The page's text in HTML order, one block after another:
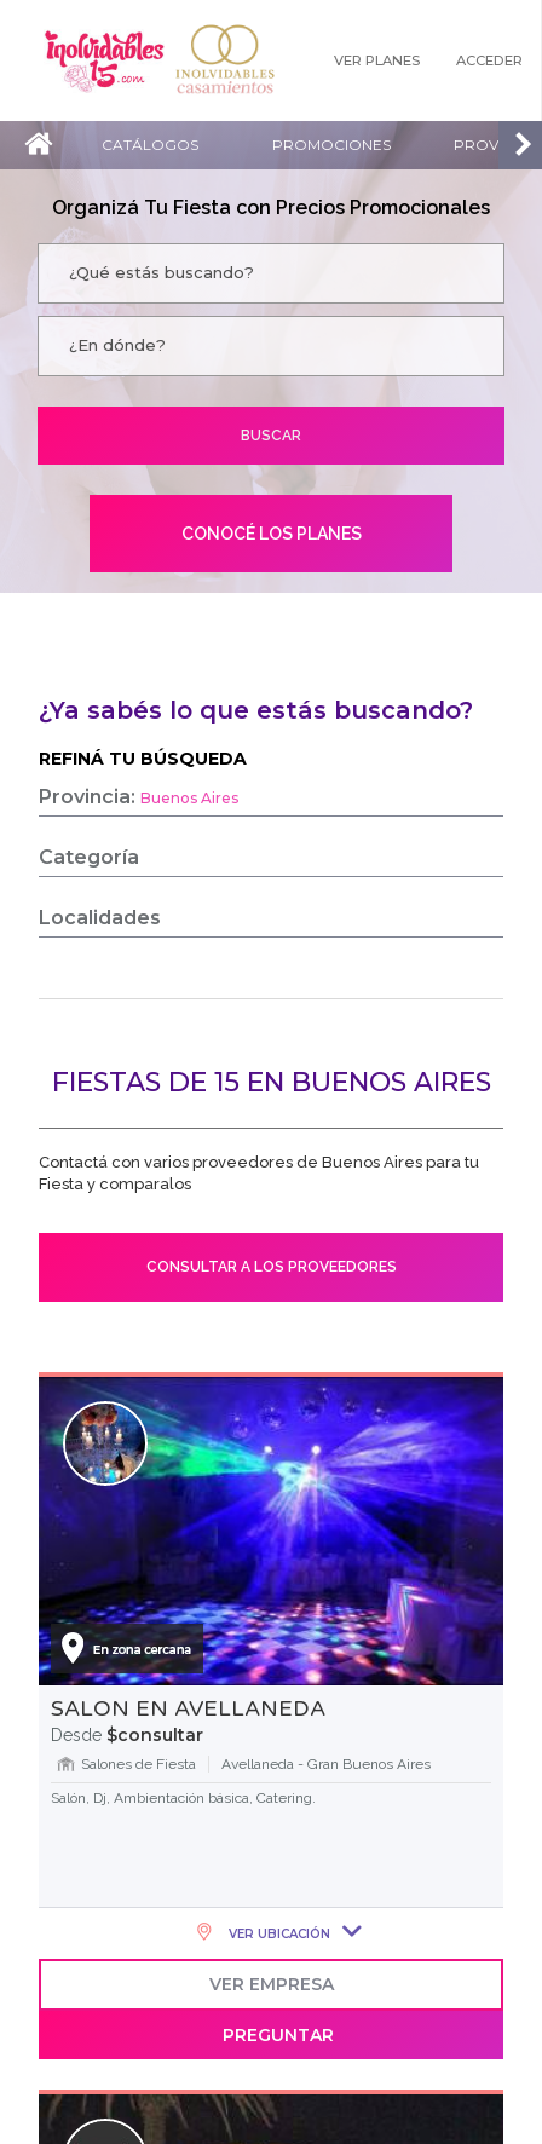
VER PLANES ACCEDER
CATÁLOGOS PROMOCIONES
Organizá Tu Fiesta con Precios Promocionales
CONOCÉ LOS PLANES
¿Ya sabés lo que estás buscando?
REFINÁ TU BÚSQUEDA
Provincia:Buenos Aires
Categoría
Localidades
FIESTAS DE 15 EN BUENOS AIRES
Contactá con varios proveedores de Buenos Aires para tu
Fiesta y comparalos
CONSULTAR A LOS PROVEEDORES
SALON EN AVELLANEDA
Desde $consultar
Salones de Fiesta
Avellaneda - Gran Buenos Aires
Salón, Dj, Ambientación básica, Catering.
VER UBICACIÓN
VER EMPRESA
PREGUNTAR